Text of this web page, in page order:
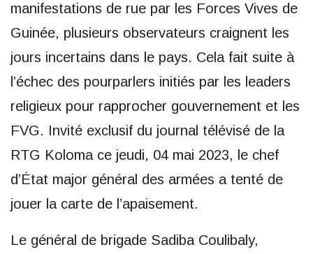
manifestations de rue par les Forces Vives de
Guinée, plusieurs observateurs craignent les
jours incertains dans le pays. Cela fait suite à
l’échec des pourparlers initiés par les leaders
religieux pour rapprocher gouvernement et les
FVG. Invité exclusif du journal télévisé de la
RTG Koloma ce jeudi, 04 mai 2023, le chef
d’État major général des armées a tenté de
jouer la carte de l’apaisement.
Le général de brigade Sadiba Coulibaly,